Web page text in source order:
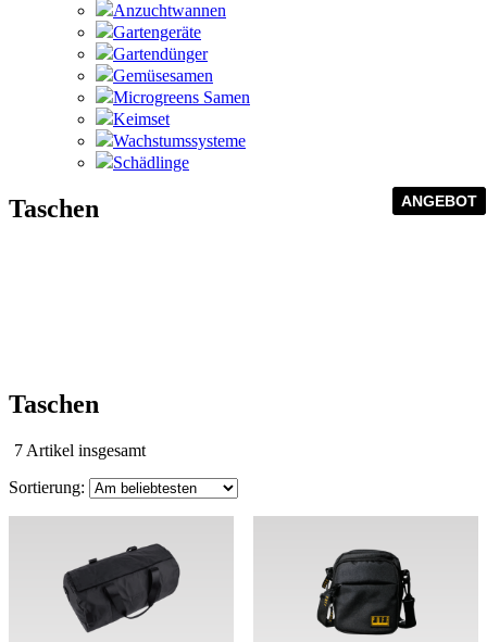
Anzuchtwannen
Gartengeräte
Gartendünger
Gemüsesamen
Microgreens Samen
Keimset
Wachstumssysteme
Schädlinge
Taschen
Taschen
7 Artikel insgesamtNach
sortiert
ANGEBOT
ANGEBOT
ANGEBOT